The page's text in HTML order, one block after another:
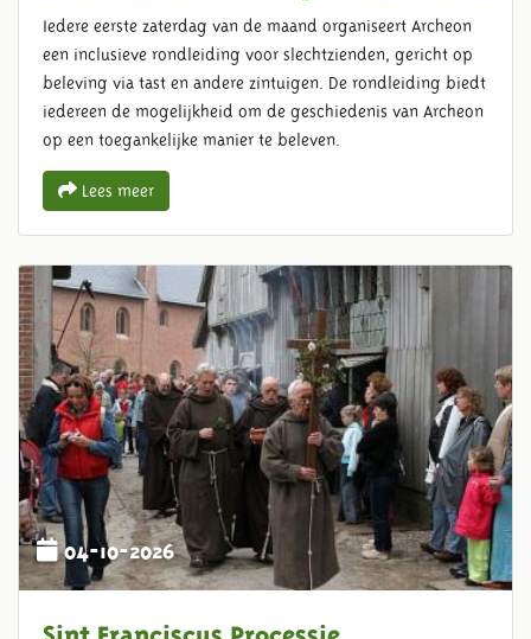
Iedere eerste zaterdag van de maand organiseert Archeon
een inclusieve rondleiding voor slechtzienden, gericht op
beleving via tast en andere zintuigen. De rondleiding biedt
iedereen de mogelijkheid om de geschiedenis van Archeon
op een toegankelijke manier te beleven.
Lees meer
04-10-2026
Sint Franciscus Processie